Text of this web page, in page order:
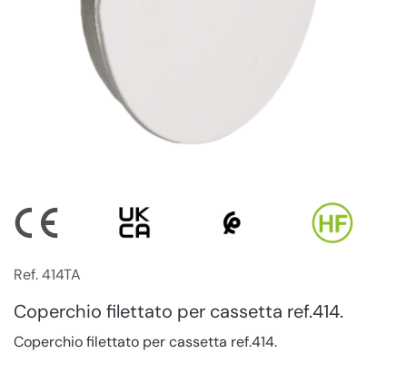
Ref. 414TA
Coperchio filettato per cassetta ref.414.
Coperchio filettato per cassetta ref.414.